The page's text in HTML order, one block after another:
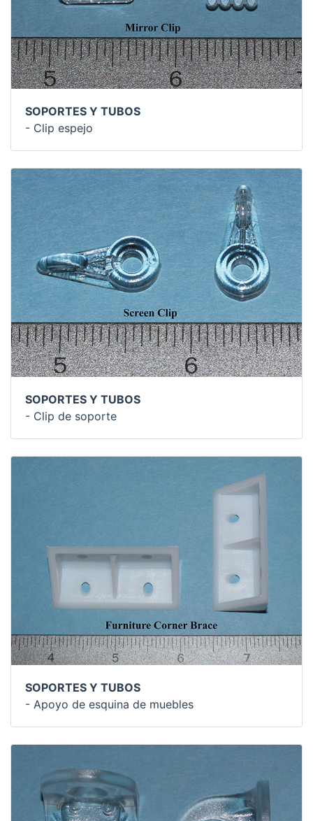
SOPORTES Y TUBOS
- Clip espejo
SOPORTES Y TUBOS
- Clip de soporte
SOPORTES Y TUBOS
- Apoyo de esquina de muebles